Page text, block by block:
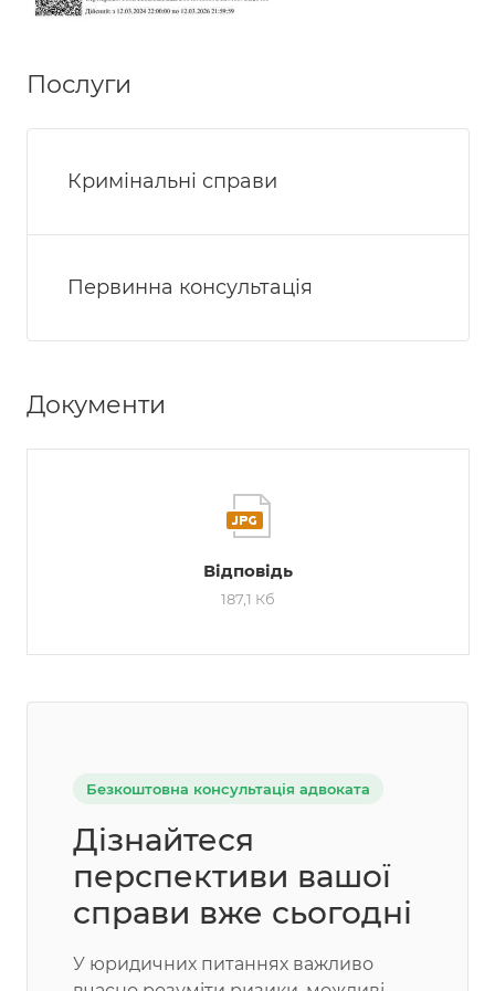
Послуги
Кримінальні справи
Первинна консультація
Документи
Відповідь
187,1 Кб
Безкоштовна консультація адвоката
Дізнайтеся
перспективи вашої
справи вже сьогодні
У юридичних питаннях важливо